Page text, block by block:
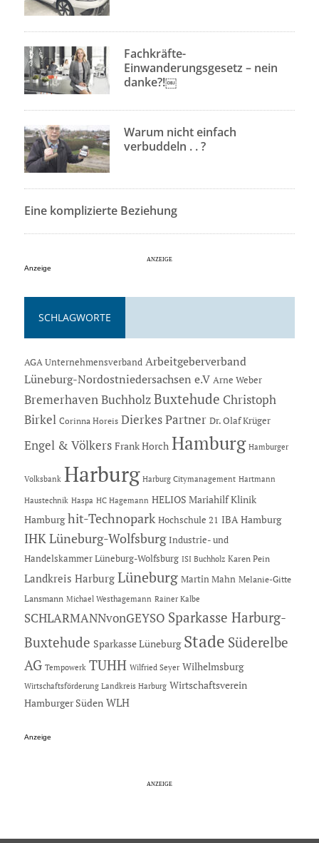
Fachkräfte-
Einwanderungsgesetz – nein
danke?!￼
Warum nicht einfach
verbuddeln . . ?
Eine komplizierte Beziehung
Anzeige
SCHLAGWORTE
AGA Unternehmensverband Arbeitgeberverband
Lüneburg-Nordostniedersachsen e.V Arne Weber
Bremerhaven Buchholz Buxtehude Christoph
Birkel Corinna Horeis Dierkes Partner Dr. Olaf Krüger
Engel & Völkers Frank Horch Hamburg Hamburger
Volksbank Harburg Harburg Citymanagement Hartmann
Haustechnik Haspa HC Hagemann HELIOS Mariahilf Klinik
Hamburg hit-Technopark Hochschule 21 IBA Hamburg
IHK Lüneburg-Wolfsburg Industrie- und
Handelskammer Lüneburg-Wolfsburg ISI Buchholz Karen Pein
Landkreis Harburg Lüneburg Martin Mahn Melanie-Gitte
Lansmann Michael Westhagemann Rainer Kalbe
SCHLARMANNvonGEYSO Sparkasse Harburg-
Buxtehude Sparkasse Lüneburg Stade Süderelbe
AG Tempowerk TUHH Wilfried Seyer Wilhelmsburg
Wirtschaftsförderung Landkreis Harburg Wirtschaftsverein
Hamburger Süden WLH
Anzeige